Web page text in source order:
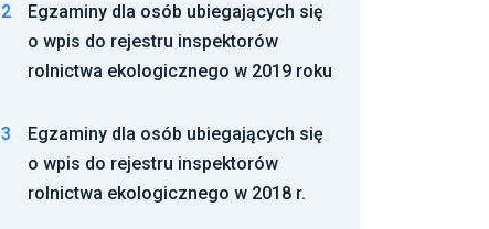
2
Egzaminy dla osób ubiegających się
o wpis do rejestru inspektorów
rolnictwa ekologicznego w 2019 roku
3
Egzaminy dla osób ubiegających się
o wpis do rejestru inspektorów
rolnictwa ekologicznego w 2018 r.